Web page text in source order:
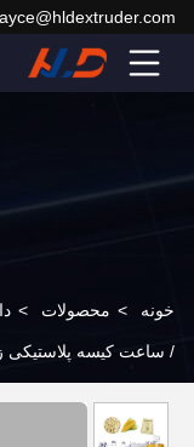
خونه > محصولات >